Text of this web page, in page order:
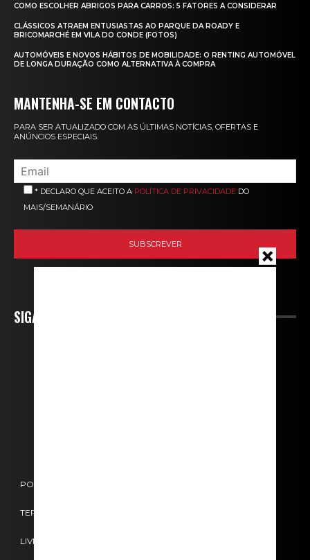
COMO ESCOLHER ABRIGOS PARA CARROS: 5 FATORES A CONSIDERAR
CLÁSSICOS ATRAEM ENTUSIASTAS AO PARQUE DA ROADY E
BRICOMARCHÉ EM VILA DO CONDE (FOTOS)
AUTOMÓVEIS E NOVOS HÁBITOS DE MOBILIDADE: O RENTING AUTOMÓVEL
DE LONGA DURAÇÃO COMO ALTERNATIVA À COMPRA
MANTENHA-SE EM CONTACTO
PARA SER ATUALIZADO COM AS ÚLTIMAS NOTÍCIAS, OFERTAS E
ANÚNCIOS ESPECIAIS.
* DECLARO QUE ACEITO A POLÍTICA DE PRIVACIDADE DO
MAIS/SEMANÁRIO
SIGA-NOS
POLÍTICA DE COOKIES
TERMOS E CONDIÇÕES
LIVRO DE RECLAMAÇÕES